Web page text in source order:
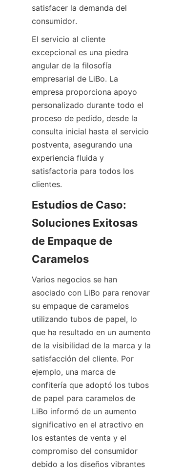
satisfacer la demanda del
consumidor.
El servicio al cliente
excepcional es una piedra
angular de la filosofía
empresarial de LiBo. La
empresa proporciona apoyo
personalizado durante todo el
proceso de pedido, desde la
consulta inicial hasta el servicio
postventa, asegurando una
experiencia fluida y
satisfactoria para todos los
clientes.
Estudios de Caso:
Soluciones Exitosas
de Empaque de
Caramelos
Varios negocios se han
asociado con LiBo para renovar
su empaque de caramelos
utilizando tubos de papel, lo
que ha resultado en un aumento
de la visibilidad de la marca y la
satisfacción del cliente. Por
ejemplo, una marca de
confitería que adoptó los tubos
de papel para caramelos de
LiBo informó de un aumento
significativo en el atractivo en
los estantes de venta y el
compromiso del consumidor
debido a los diseños vibrantes